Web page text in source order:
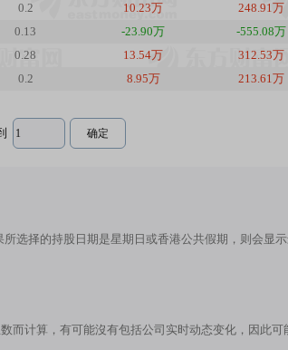
0.2 10.23万 248.91万
0.13 -23.90万 -555.08万
0.28 13.54万 312.53万
0.2 8.95万 213.61万
选择的持股日期是星期日或香港公共假期，则会显
计算，有可能沒有包括公司实时动态变化，因此